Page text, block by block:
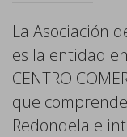
La Asociación
es la entidad
CENTRO
que
Redondela e